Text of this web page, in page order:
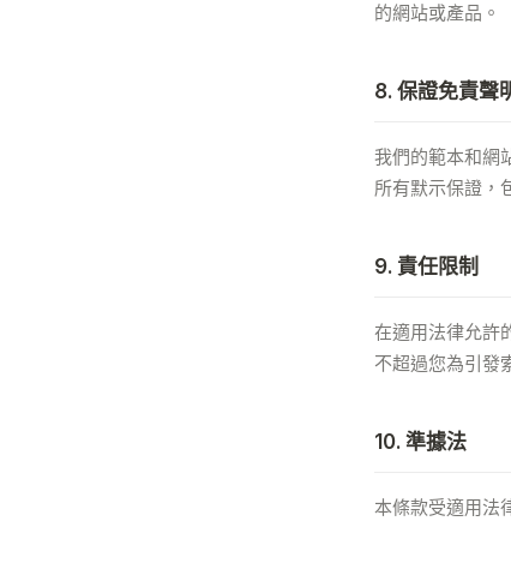
的網站或產品。
8. 保證免責聲
我們的範本和網
所有默示保證，
9. 責任限制
在適用法律允許
不超過您為引發
10. 準據法
本條款受適用法